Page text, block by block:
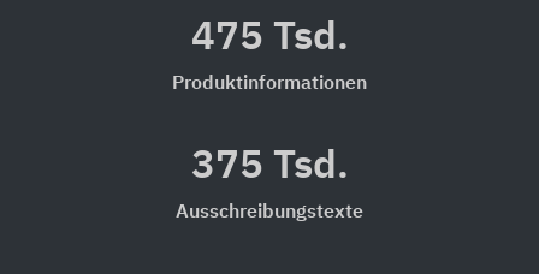
475 Tsd.
Produktinformationen
375 Tsd.
Ausschreibungstexte